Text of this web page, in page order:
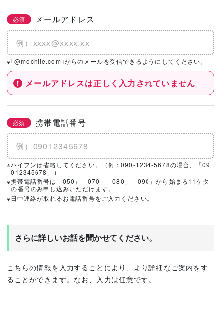
必須 メールアドレス
※｢@mochiie.com｣からのメールを受信できるようにしてください。
メールアドレスは正しく入力されていません
必須 携帯電話番号
※ハイフンは省略してください。（例：090-1234-5678の場合、「09
012345678」）
※携帯電話番号は「050」「070」「080」「090」から始まる11ケタ
の番号のみ申し込みいただけます。
※日中連絡が取れるお電話番号をご入力ください。
さらに詳しいお話を聞かせてください。
こちらの情報を入力することにより、より詳細なご案内をす
ることができます。なお、入力は任意です。